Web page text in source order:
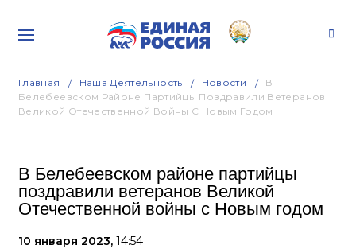
Главная Наша Деятельность Новости
В
Белебеевском Районе Партийцы Поздравили Ветеранов
Великой Отечественной Войны С Новым Годом
В Белебеевском районе партийцы
поздравили ветеранов Великой
Отечественной войны с Новым годом
10 января 2023, 14:54